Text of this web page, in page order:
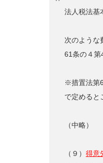
法人税法基
次のような
61条の４第
※措置法第
で定めると
（中略）
（９） 得意